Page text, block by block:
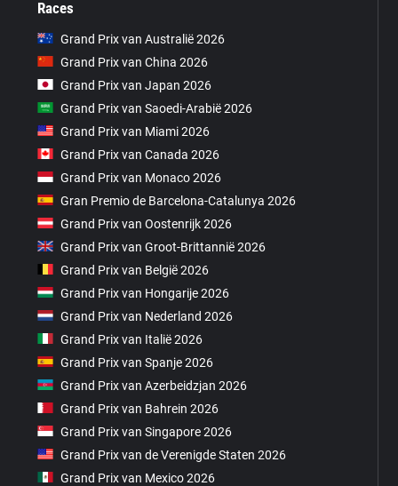
Races
Grand Prix van Australië 2026
Grand Prix van China 2026
Grand Prix van Japan 2026
Grand Prix van Saoedi-Arabië 2026
Grand Prix van Miami 2026
Grand Prix van Canada 2026
Grand Prix van Monaco 2026
Gran Premio de Barcelona-Catalunya 2026
Grand Prix van Oostenrijk 2026
Grand Prix van Groot-Brittannië 2026
Grand Prix van België 2026
Grand Prix van Hongarije 2026
Grand Prix van Nederland 2026
Grand Prix van Italië 2026
Grand Prix van Spanje 2026
Grand Prix van Azerbeidzjan 2026
Grand Prix van Bahrein 2026
Grand Prix van Singapore 2026
Grand Prix van de Verenigde Staten 2026
Grand Prix van Mexico 2026